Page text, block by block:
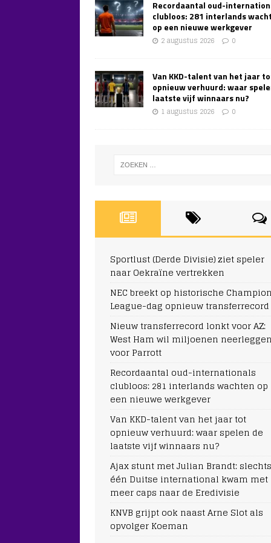
Recordaantal oud-
clubloos: 281 interlands
op een nieuwe werkgever
2 augustus 2026 0
Van KKD-talent van het jaar
opnieuw verhuurd: waar
laatste vijf winnaars nu?
1 augustus 2026 0
Sportlust (Derde Divisie) ziet speler
naar Oekraïne vertrekken
NEC breekt op historische
League-dag opnieuw transferrecord
Nieuw transferrecord lonkt voor AZ:
West Ham wil miljoenen neerleggen
voor Parrott
Recordaantal oud-internationals
clubloos: 281 interlands wachten op
een nieuwe werkgever
Van KKD-talent van het jaar tot
opnieuw verhuurd: waar spelen de
laatste vijf winnaars nu?
Ajax stunt met Julian Brandt: slechts
één Duitse international kwam met
meer caps naar de Eredivisie
KNVB grijpt ook naast Arne Slot als
opvolger Koeman